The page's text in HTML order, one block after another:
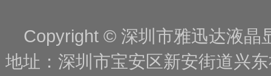
Copyright © 深圳市雅迅达液
地址：深圳市宝安区新安街道兴